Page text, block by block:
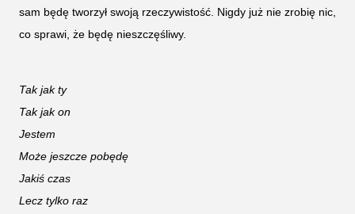
sam będę tworzył swoją rzeczywistość. Nigdy już nie zrobię nic,
co sprawi, że będę nieszczęśliwy.
Tak jak ty
Tak jak on
Jestem
Może jeszcze pobędę
Jakiś czas
Lecz tylko raz